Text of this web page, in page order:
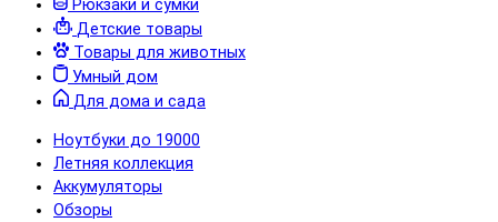
Рюкзаки и сумки
Детские товары
Товары для животных
Умный дом
Для дома и сада
Ноутбуки до 19000
Летняя коллекция
Аккумуляторы
Обзоры